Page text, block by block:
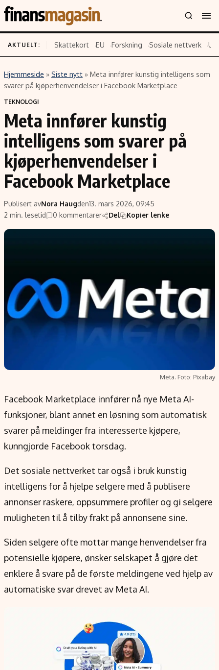
Innhold
Siste nytt
Eiendom
Energi og klima
Finans
Fritid
Hav og sjømat
Verden
Emner
Økonomi
Politikk
Selskaper
Teknologi
Forbrukerrettigheter
Aksjer
Infrastruktur
BitCoin
EU-Kommisjonen
Grønt skifte
Retningslinjer
Cookiepolicy
Retningslinjer for rettelser
Redaksjonell policy
Kontakt oss
Forfattere og redaksjon
Etiske retningslinjer
Verdensnyheter
AKTUELT: Skattekort EU Forskning Sosiale nettverk
Hjemmeside » Siste nytt » Meta innfører kunstig intelligens som
svarer på kjøperhenvendelser i Facebook Marketplace
TEKNOLOGI
Meta innfører kunstig
intelligens som svarer på
kjøperhenvendelser i
Facebook Marketplace
Publisert avNora Haugden13. mars 2026, 09:45
2 min. lesetid
0 kommentarer Del Kopier lenke
Meta. Foto: Pixabay
Facebook Marketplace innfører nå nye Meta AI-
funksjoner, blant annet en løsning som automatisk
svarer på meldinger fra interesserte kjøpere,
kunngjorde Facebook torsdag.
Det sosiale nettverket tar også i bruk kunstig
intelligens for å hjelpe selgere med å publisere
annonser raskere, oppsummere profiler og gi selgere
muligheten til å tilby frakt på annonsene sine.
Siden selgere ofte mottar mange henvendelser fra
potensielle kjøpere, ønsker selskapet å gjøre det
enklere å svare på de første meldingene ved hjelp av
automatiske svar drevet av Meta AI.